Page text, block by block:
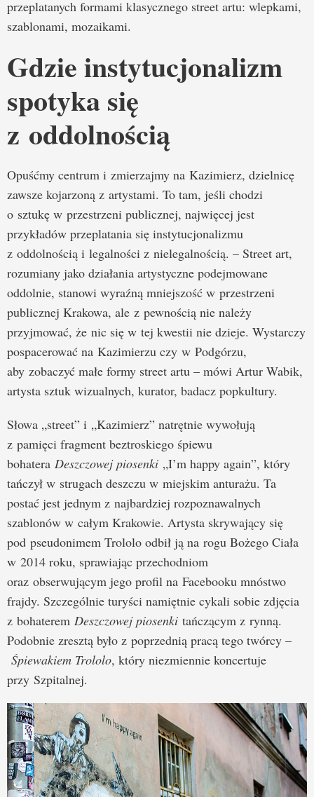
przeplatanych formami klasycznego street artu: wlepkami,
szablonami, mozaikami.
Gdzie instytucjonalizm
spotyka się
z oddolnością
Opuśćmy centrum i zmierzajmy na Kazimierz, dzielnicę
zawsze kojarzoną z artystami. To tam, jeśli chodzi
o sztukę w przestrzeni publicznej, najwięcej jest
przykładów przeplatania się instytucjonalizmu
z oddolnością i legalności z nielegalnością. – Street art,
rozumiany jako działania artystyczne podejmowane
oddolnie, stanowi wyraźną mniejszość w przestrzeni
publicznej Krakowa, ale z pewnością nie należy
przyjmować, że nic się w tej kwestii nie dzieje. Wystarczy
pospacerować na Kazimierzu czy w Podgórzu,
aby zobaczyć małe formy street artu – mówi Artur Wabik,
artysta sztuk wizualnych, kurator, badacz popkultury.
Słowa „street” i „Kazimierz” natrętnie wywołują
z pamięci fragment beztroskiego śpiewu
bohatera Deszczowej piosenki „I’m happy again”, który
tańczył w strugach deszczu w miejskim anturażu. Ta
postać jest jednym z najbardziej rozpoznawalnych
szablonów w całym Krakowie. Artysta skrywający się
pod pseudonimem Trololo odbił ją na rogu Bożego Ciała
w 2014 roku, sprawiając przechodniom
oraz obserwującym jego profil na Facebooku mnóstwo
frajdy. Szczególnie turyści namiętnie cykali sobie zdjęcia
z bohaterem Deszczowej piosenki tańczącym z rynną.
Podobnie zresztą było z poprzednią pracą tego twórcy –
Śpiewakiem Trololo, który niezmiennie koncertuje
przy Szpitalnej.